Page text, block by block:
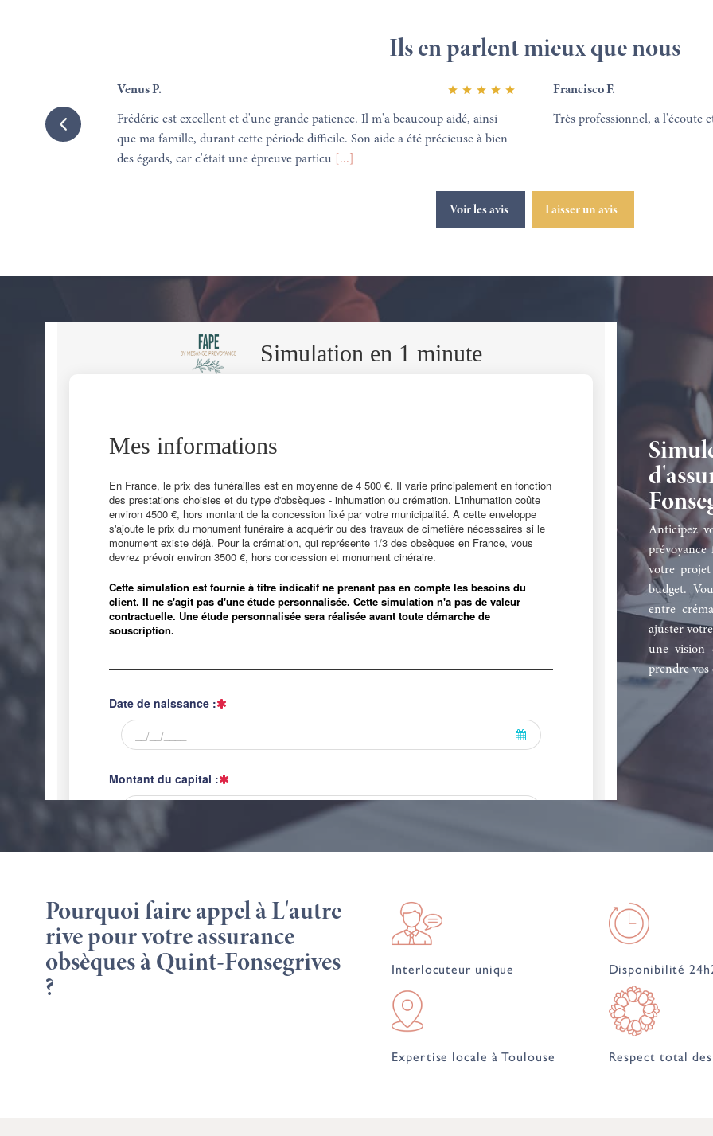
Ils en parlent mieux que nous
Venus P.
Frédéric est excellent et d'une grande patience. Il m'a beaucoup aidé, ainsi
que ma famille, durant cette période difficile. Son aide a été précieuse à bien
des égards, car c'était une épreuve particu [...]
Francisco F.
Très professionnel, a l'écoute
Voir les avis Laisser un avis
Anticipez
votre
budget.
entre
ajuster
une vision
prendre
Pourquoi faire appel à L'autre
rive pour votre assurance
obsèques à Quint-Fonsegrives
?
Interlocuteur unique Disponibilité
Expertise locale à Toulouse Respect total